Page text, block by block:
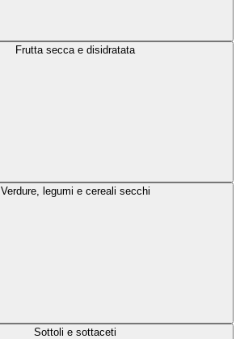
Frutta secca e disidratata
Verdure, legumi e cereali secchi
Sottoli e sottaceti